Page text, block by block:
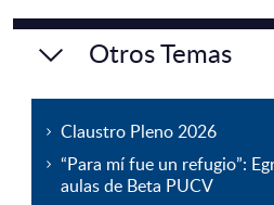
Otros Temas
Claustro Pleno 2026
“Para mí fue un refugio”:
aulas de Beta PUCV